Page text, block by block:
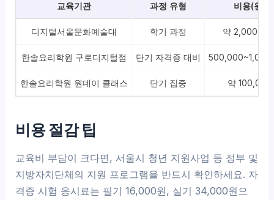
교육기관 과정 유형 비용(원)
디지털서울문화예술대 학기 과정 약
한솔요리학원 구로디지털점 단기 자격증 대비
한솔요리학원 원데이 클래스 단기 집중 약 100,000
비용 절감 팁
교육비 부담이 크다면, 서울시 청년 지원사업 등 정부 및
지방자치단체의 지원 프로그램을 반드시 확인하세요. 자
격증 시험 응시료는 필기 16,000원, 실기 34,000원으